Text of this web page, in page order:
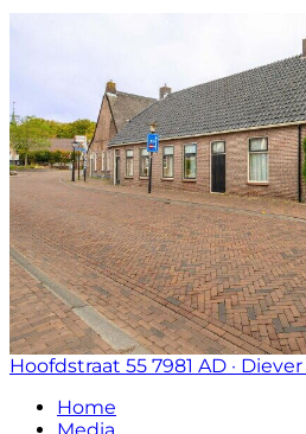
Hoofdstraat 55 7981 AD · Diever
Home